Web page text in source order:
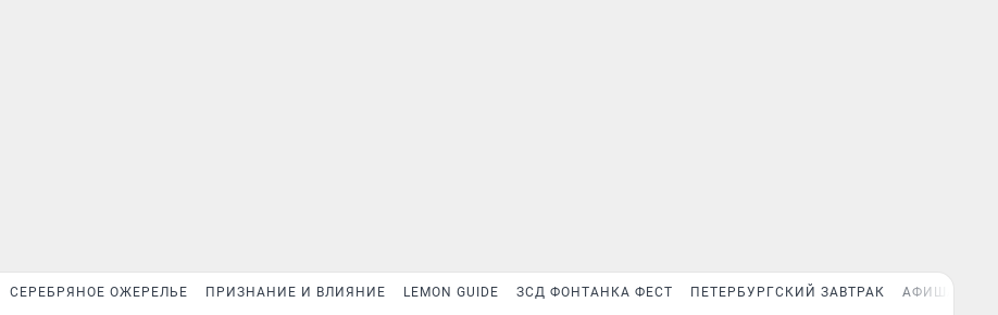
СЕРЕБРЯНОЕ ОЖЕРЕЛЬЕ ПРИЗНАНИЕ И ВЛИЯНИЕ LEMON GUIDE ЗСД ФОНТАНКА ФЕСТ ПЕТЕРБУРГСКИЙ ЗАВТРАК АФИША PLUS